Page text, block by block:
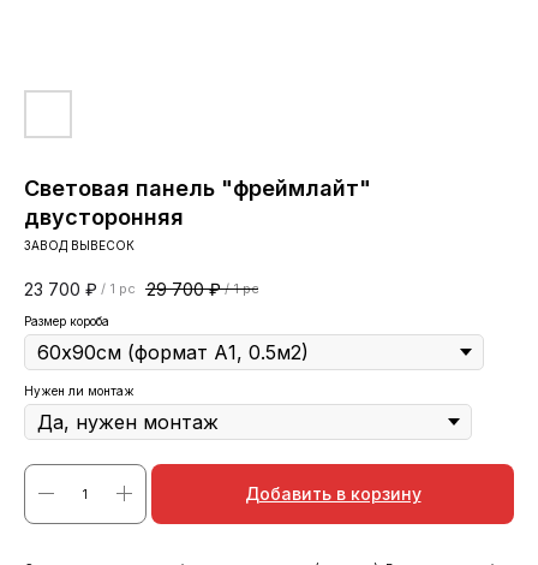
Световая панель "фреймлайт"
двусторонняя
ЗАВОД ВЫВЕСОК
23 700 ₽ / 1 pc 29 700 ₽ / 1 pc
Размер короба
Нужен ли монтаж
Добавить в корзину